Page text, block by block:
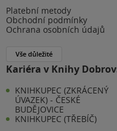
Platební metody
Obchodní podmínky
Ochrana osobních údajů
Vše důležité
Kariéra v Knihy
KNIHKUPEC (ZKRÁCENÝ
ÚVAZEK) - ČESKÉ
BUDĚJOVICE
KNIHKUPEC (TŘEBÍČ)